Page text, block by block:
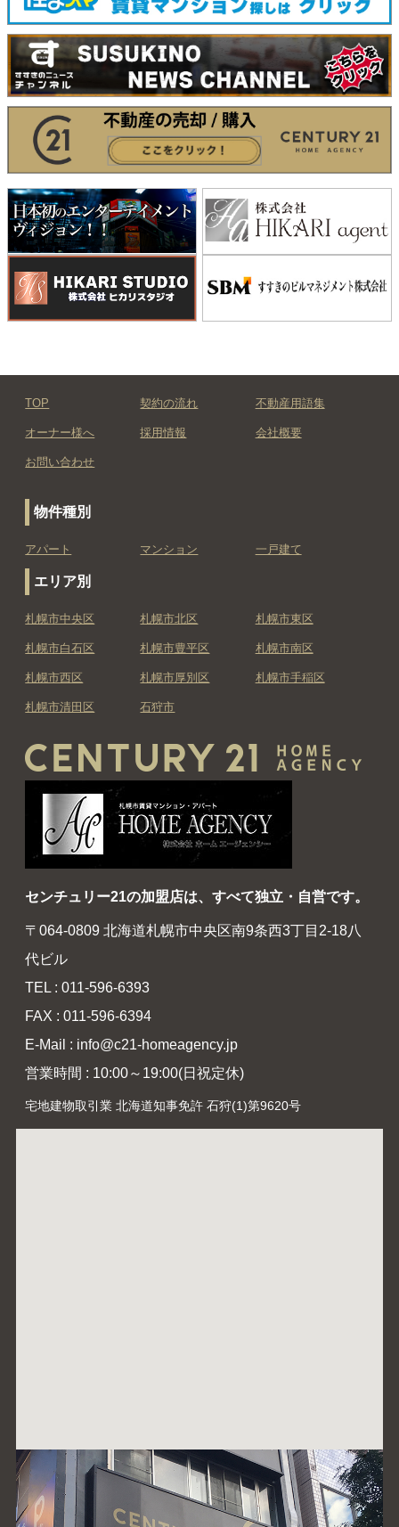
TOP 契約の流れ 不動産用語集
オーナー様へ 採用情報 会社概要
お問い合わせ
物件種別
アパート マンション 一戸建て
エリア別
札幌市中央区 札幌市北区 札幌市東区
札幌市白石区 札幌市豊平区 札幌市南区
札幌市西区 札幌市厚別区 札幌市手稲区
札幌市清田区 石狩市
センチュリー21の加盟店は、すべて独立・自営です。
〒064-0809 北海道札幌市中央区南9条西3丁目2-18八
代ビル
TEL : 011-596-6393
FAX : 011-596-6394
E-Mail : info@c21-homeagency.jp
営業時間 : 10:00～19:00(日祝定休)
宅地建物取引業 北海道知事免許 石狩(1)第9620号